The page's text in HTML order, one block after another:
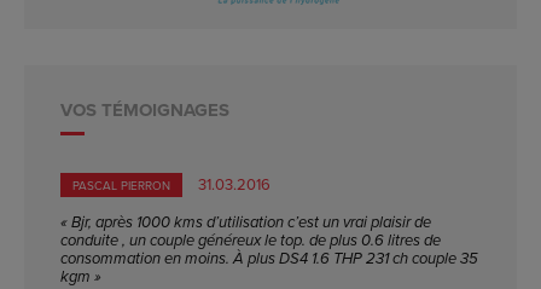
VOS TÉMOIGNAGES
PASCAL PIERRON 31.03.2016
« Bjr, après 1000 kms d’utilisation c’est un vrai plaisir de
conduite , un couple généreux le top. de plus 0.6 litres de
consommation en moins. À plus DS4 1.6 THP 231 ch couple 35
kgm »